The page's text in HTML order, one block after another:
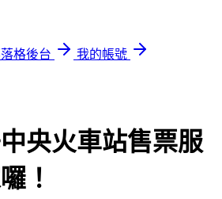
格後台
我的帳號
央火車站售票服
！